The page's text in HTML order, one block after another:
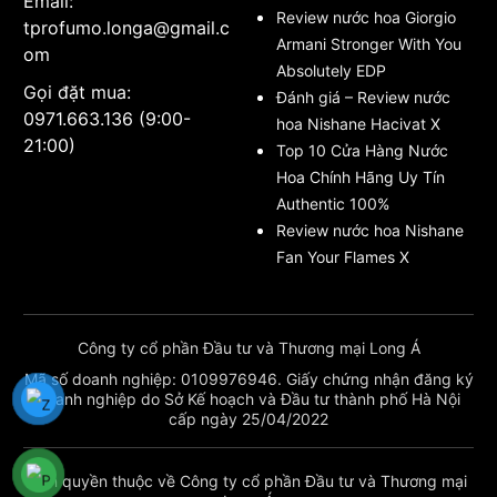
tprofumo.longa@gmail.c
om
Gọi đặt mua:
0971.663.136 (9:00-
21:00)
Review nước hoa Giorgio
Armani Stronger With You
Absolutely EDP
Đánh giá – Review nước
hoa Nishane Hacivat X
Top 10 Cửa Hàng Nước
Hoa Chính Hãng Uy Tín
Authentic 100%
Review nước hoa Nishane
Fan Your Flames X
Công ty cổ phần Đầu tư và Thương mại Long Á
Mã số doanh nghiệp: 0109976946. Giấy chứng nhận đăng ký
doanh nghiệp do Sở Kế hoạch và Đầu tư thành phố Hà Nội
cấp ngày 25/04/2022
Bản quyền thuộc về Công ty cổ phần Đầu tư và Thương mại